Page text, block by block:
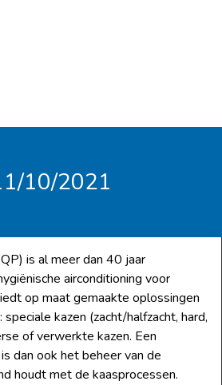
10/2021
is al meer dan 40 jaar
airconditioning voor
op maat gemaakte oplossingen
kazen (zacht/halfzacht, hard,
of verwerkte kazen. Een
dan ook het beheer van de
houdt met de kaasprocessen.